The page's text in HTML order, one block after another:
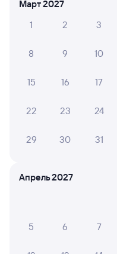
Ярославль-Главный
из Череповца-1
Дни следования
Плацкарт Купе
из Архангельска Города
01:36
Март 2027
1
2 3
8 9 10
15 16 17
22 23 24
29 30 31
Апрель 2027
5 6 7